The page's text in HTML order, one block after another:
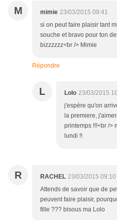
M mimie 23/03/2015 09:41
si on peut faire plaisir tant
souche et bravo pour ton
bizzzzzz<br /> Mimie
Répondre
L Lolo 23/03/2015
j'espère qu'on
la premiere,
printemps !!!<br />
lundi !!
R RACHEL 23/03/2015 09:10
Attends de savoir que de
peuvent faire plaisir,
fille ??? bisous ma Lolo